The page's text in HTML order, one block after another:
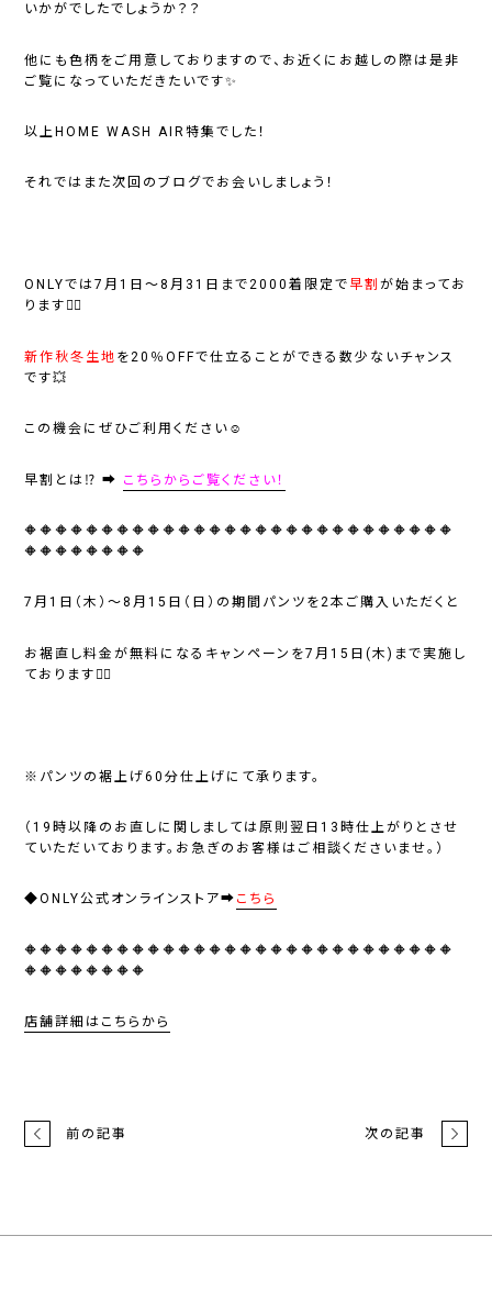
いかがでしたでしょうか？？
他にも色柄をご用意しておりますので、お近くにお越しの際は是非
ご覧になっていただきたいです✨
以上HOME WASH AIR特集でした！
それではまた次回のブログでお会いしましょう！
ONLYでは7月1日～8月31日まで2000着限定で 早割が始まってお
ります💁‍♂️
新作秋冬生地 を 20％OFFで仕立ることができる数少ないチャンス
です💥
この機会にぜひご利用ください☺️
早割とは⁉ ➡ こちらからご覧ください！
🔶🔶🔶🔶🔶🔶🔶🔶🔶🔶🔶🔶🔶🔶🔶🔶🔶🔶🔶🔶🔶🔶🔶🔶🔶🔶🔶🔶
🔶🔶🔶🔶🔶🔶🔶🔶
7月1日（木）～8月15日（日）の期間パンツを2本ご購入いただくと
お裾直し料金が無料になるキャンペーンを7月15日(木)まで実施し
ております💁‍♂️
※パンツの裾上げ60分仕上げにて承ります。
（19時以降のお直しに関しましては原則翌日13時仕上がりとさせ
ていただいております。お急ぎのお客様はご相談くださいませ。）
◆ONLY公式オンラインストア➡ こちら
🔶🔶🔶🔶🔶🔶🔶🔶🔶🔶🔶🔶🔶🔶🔶🔶🔶🔶🔶🔶🔶🔶🔶🔶🔶🔶🔶🔶
🔶🔶🔶🔶🔶🔶🔶🔶
店舗詳細はこちらから
前の記事 次の記事